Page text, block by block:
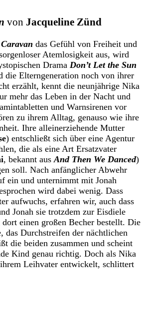
von Jacqueline Zünd
Caravan das Gefühl von Freiheit und
Atemlosigkeit aus, wird
Drama Don’t Let the Sun
die Elterngeneration noch von ihrer
erzählt, kennt die neunjährige Nika
mehr das Leben in der Nacht und
und Warnsirenen vor
zu ihrem Alltag, genauso wie ihre
Ihre alleinerziehende Mutter
) entschließt sich über eine Agentur
die als eine Art Ersatzvater
, bekannt aus And Then We Danced)
soll. Nach anfänglicher Abwehr
ein und unternimmt mit Jonah
wird dabei wenig. Dass
aufwuchs, erfahren wir, auch dass
Jonah sie trotzdem zur Eisdiele
einen großen Becher bestellt. Die
das Durchstreifen der nächtlichen
die beiden zusammen und scheint
Kind genau richtig. Doch als Nika
Leihvater entwickelt, schlittert